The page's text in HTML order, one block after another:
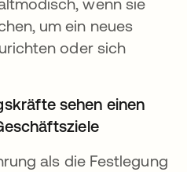
um ein neues
oder sich
sehen einen
als die Festlegung